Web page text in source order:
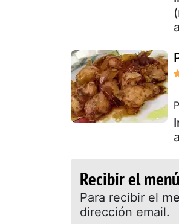
Recibir el
Para recibir el
dirección email.